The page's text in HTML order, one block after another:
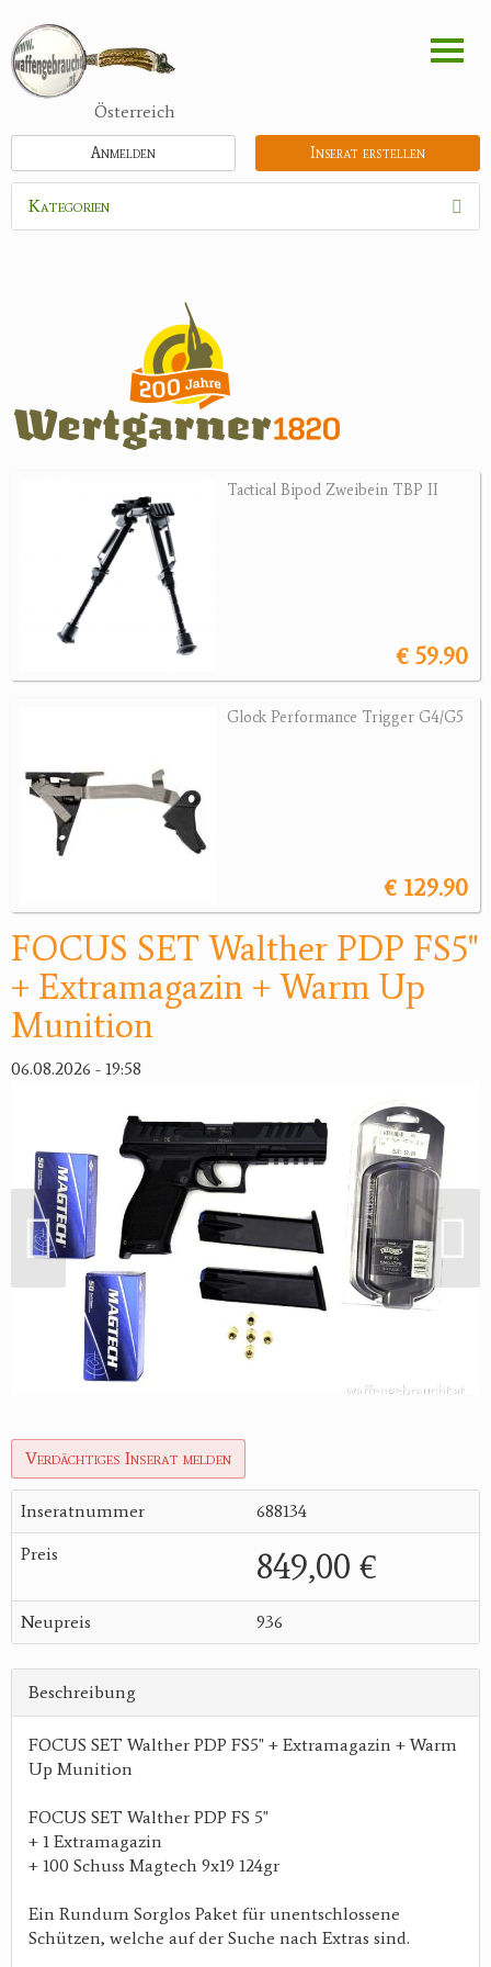
zum
Inhalt
Österreich
Inserat erstellen
Anmelden
Kategorien
Kipplaufgewehre
Kleinkalibergewehre
Repetiererbüchse
Luftdruckwaffen
Sonstige Waffen
Munition
Optik
Bogensport
Jagdangebote
Jagdreviere
Geschenke
Reviereinrichtungen
Tactical Bipod Zweibein TBP II
€ 59.90
Glock Performance Trigger G4/G5
€ 129.90
FOCUS SET Walther PDP FS5"
+ Extramagazin + Warm Up
Munition
06.08.2026 - 19:58
Verdächtiges Inserat melden
Inseratnummer 688134
Preis 849,00 €
Neupreis 936
Beschreibung
FOCUS SET Walther PDP FS5" + Extramagazin + Warm
Up Munition
FOCUS SET Walther PDP FS 5"
+ 1 Extramagazin
+ 100 Schuss Magtech 9x19 124gr
Ein Rundum Sorglos Paket für unentschlossene
Schützen, welche auf der Suche nach Extras sind.